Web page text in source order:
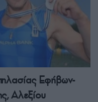
Εφήβων-
Αλεξίου